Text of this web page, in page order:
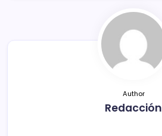
tir
Author
Redacción